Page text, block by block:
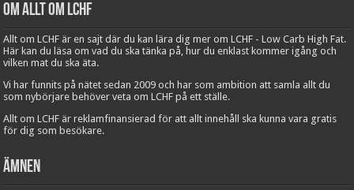
Om Allt om LCHF
Allt om LCHF är en sajt där du kan lära dig mer om LCHF - Low Carb High Fat.
Här kan du läsa om vad du ska tänka på, hur du enklast kommer igång och
vilken mat du ska äta.
Vi har funnits på nätet sedan 2009 och har som ambition att samla allt du
som nybörjare behöver veta om LCHF på ett ställe.
Allt om LCHF är reklamfinansierad för att allt innehåll ska kunna vara gratis
för dig som besökare.
Ämnen